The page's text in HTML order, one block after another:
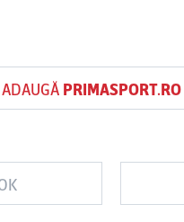
ADAUGĂ PRIMASPORT.RO